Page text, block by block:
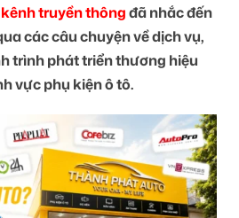
truyền thôngđã nhắc đến
các câu chuyện về dịch vụ,
trình phát triển thương hiệu
vực phụ kiện ô tô.